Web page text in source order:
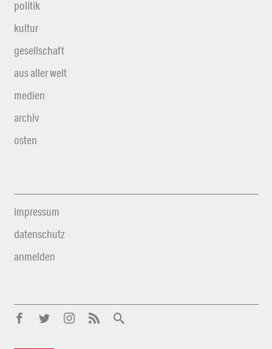
politik
kultur
gesellschaft
aus aller welt
medien
archiv
osten
impressum
datenschutz
anmelden